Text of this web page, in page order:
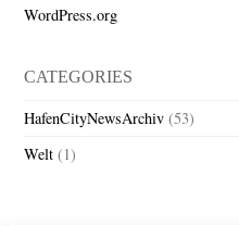
WordPress.org
CATEGORIES
HafenCityNewsArchiv (53)
Welt (1)